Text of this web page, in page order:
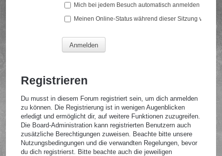
Mich bei jedem Besuch automatisch anmelden
Meinen Online-Status während dieser Sitzung
Registrieren
Du musst in diesem Forum registriert sein, um dich anmelden
zu können. Die Registrierung ist in wenigen Augenblicken
erledigt und ermöglicht dir, auf weitere Funktionen zuzugreifen.
Die Board-Administration kann registrierten Benutzern auch
zusätzliche Berechtigungen zuweisen. Beachte bitte unsere
Nutzungsbedingungen und die verwandten Regelungen, bevor
du dich registrierst. Bitte beachte auch die jeweiligen